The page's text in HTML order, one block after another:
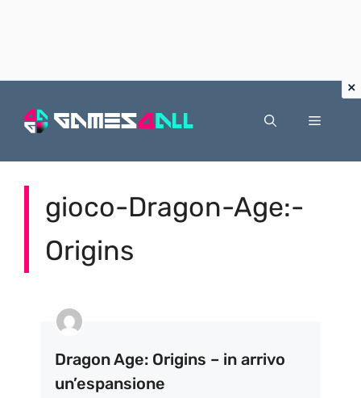
Menu
gioco-Dragon-Age:-
Origins
Dragon Age: Origins – in arrivo
un’espansione